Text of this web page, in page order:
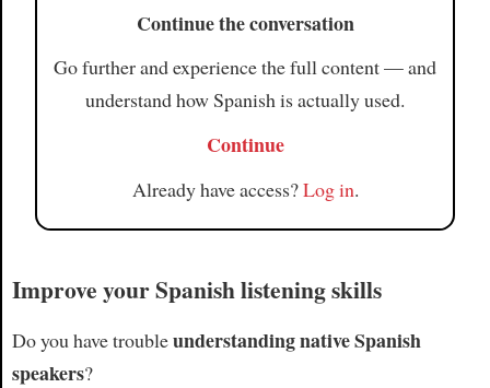
Continue the conversation
Go further and experience the full content — and
understand how Spanish is actually used.
Continue
Already have access?Log in.
Improve your Spanish listening skills
Do you have troubleunderstanding native Spanish
speakers?